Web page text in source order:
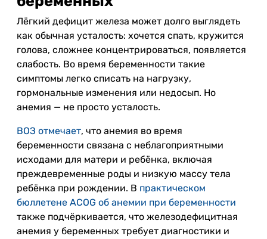
Лёгкий дефицит железа может долго выглядеть
как обычная усталость: хочется спать, кружится
голова, сложнее концентрироваться, появляется
слабость. Во время беременности такие
симптомы легко списать на нагрузку,
гормональные изменения или недосып. Но
анемия — не просто усталость.
ВОЗ отмечает, что анемия во время
беременности связана с неблагоприятными
исходами для матери и ребёнка, включая
преждевременные роды и низкую массу тела
ребёнка при рождении. В практическом
бюллетене ACOG об анемии при беременности
также подчёркивается, что железодефицитная
анемия у беременных требует диагностики и